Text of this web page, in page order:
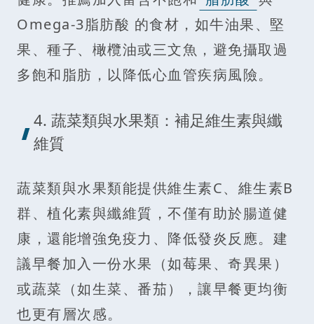
Omega-3脂肪酸 的食材，如牛油果、堅
果、種子、橄欖油或三文魚，避免攝取過
多飽和脂肪，以降低心血管疾病風險。
4. 蔬菜類與水果類：補足維生素與纖
維質
蔬菜類與水果類能提供維生素C、維生素B
群、植化素與纖維質，不僅有助於腸道健
康，還能增強免疫力、降低發炎反應。建
議早餐加入一份水果（如莓果、奇異果）
或蔬菜（如生菜、番茄），讓早餐更均衡
也更有層次感。